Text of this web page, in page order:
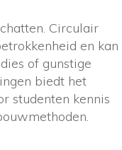
Circulair
en kan
of gunstige
biedt het
studenten kennis